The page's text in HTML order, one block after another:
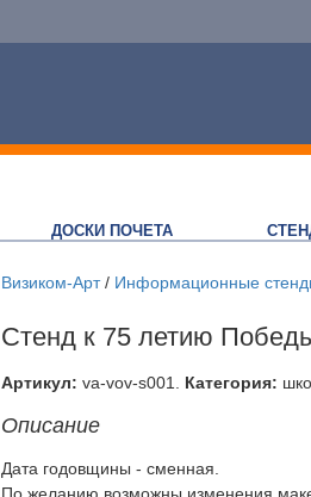
ДОСКИ ПОЧЕТА
Визиком-Арт/ Информационные
Стенд к 75 летию
Артикул: va-vov-s001 Категория:
Описание
Дата годовщины - сменная.
По желанию возможны изменения